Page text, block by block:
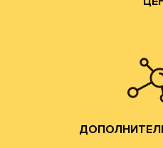
Разработка
привлекательные
помощь по всем вопросам